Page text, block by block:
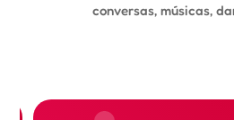
conversas, músicas,